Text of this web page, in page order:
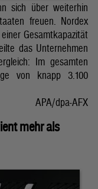
sich über weiterhin
freuen. Nordex
Gesamtkapazität
das Unternehmen
Im gesamten
von knapp 3.100
APA/dpa-AFX
mehr als